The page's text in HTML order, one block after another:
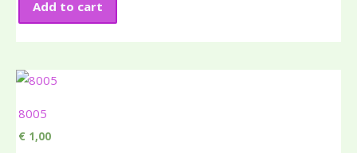
Add to cart
8005
€ 1,00